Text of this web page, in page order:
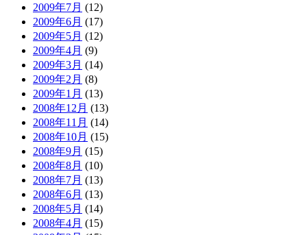
2009年7月 (12)
2009年6月 (17)
2009年5月 (12)
2009年4月 (9)
2009年3月 (14)
2009年2月 (8)
2009年1月 (13)
2008年12月 (13)
2008年11月 (14)
2008年10月 (15)
2008年9月 (15)
2008年8月 (10)
2008年7月 (13)
2008年6月 (13)
2008年5月 (14)
2008年4月 (15)